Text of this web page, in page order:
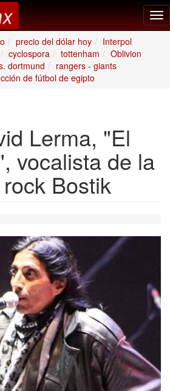
precio del dólar hoy
Interpol
cyclospora tottenham
Oblivion
dortmund
rangers - giants
de fútbol de egipto
Lerma, "El
vocalista de la
Bostik